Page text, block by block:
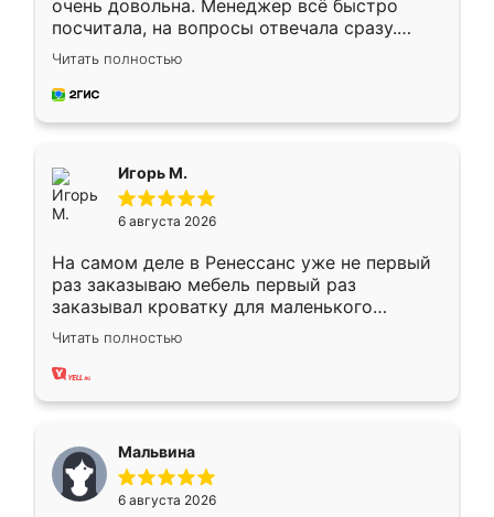
очень довольна. Менеджер всё быстро
посчитала, на вопросы отвечала сразу.
Замерщик приехал в субботу, подошёл к
делу со всей ответственностью. Собрали
за день, ребята работали аккуратно, даже
Читать полностью
Игорь М.
6 августа 2026
На самом деле в Ренессанс уже не первый
раз заказываю мебель первый раз
заказывал кроватку для маленького
ребёнка при его рождении ,во второй раз
заказал шкаф-купе. По качеству очень
хорошее сборка достаточно быстрая,
меньше, здесь же он более разнообразный.
Мне нравится ,если что-то потребуется из
мебели буду заказывать только здесь.
Читать полностью
Мальвина
6 августа 2026